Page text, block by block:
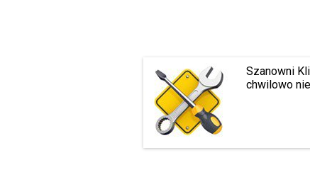
Szanowni
chwilowo